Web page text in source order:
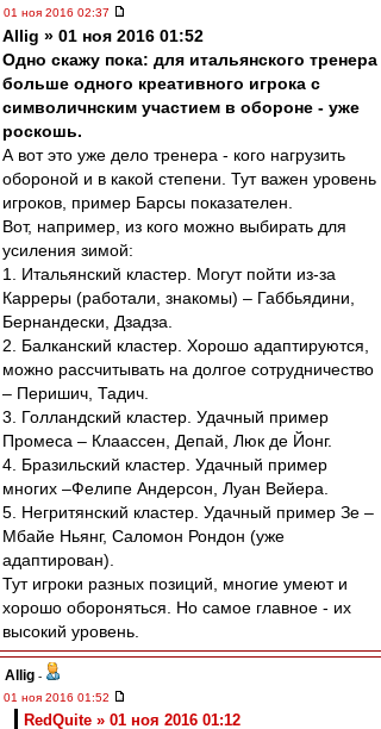
01 ноя 2016 02:37
Allig » 01 ноя 2016 01:52
Одно скажу пока: для итальянского тренера
больше одного креативного игрока с
символичнским участием в обороне - уже
роскошь.
А вот это уже дело тренера - кого нагрузить
обороной и в какой степени. Тут важен уровень
игроков, пример Барсы показателен.
Вот, например, из кого можно выбирать для
усиления зимой:
1. Итальянский кластер. Могут пойти из-за
Карреры (работали, знакомы) – Габбьядини,
Бернандески, Дзадза.
2. Балканский кластер. Хорошо адаптируются,
можно рассчитывать на долгое сотрудничество
– Перишич, Тадич.
3. Голландский кластер. Удачный пример
Промеса – Клаассен, Депай, Люк де Йонг.
4. Бразильский кластер. Удачный пример
многих –Фелипе Андерсон, Луан Вейера.
5. Негритянский кластер. Удачный пример Зе –
Мбайе Ньянг, Саломон Рондон (уже
адаптирован).
Тут игроки разных позиций, многие умеют и
хорошо обороняться. Но самое главное - их
высокий уровень.
Allig -
01 ноя 2016 01:52
RedQuite » 01 ноя 2016 01:12